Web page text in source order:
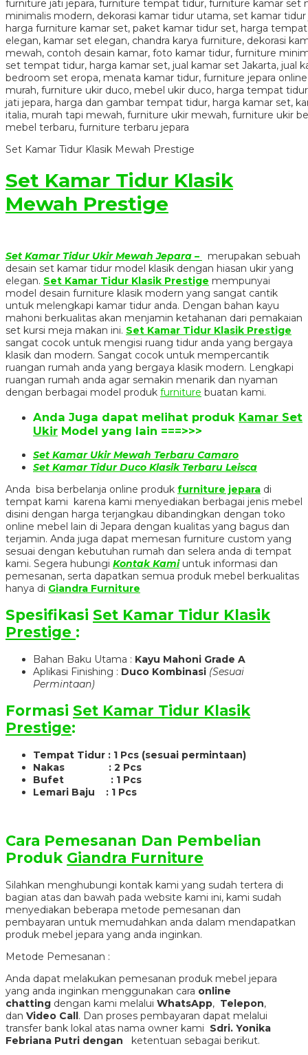
Set Kamar Tidur Klasik Mewah Prestige
Set Kamar Tidur Klasik
Mewah Prestige
Set Kamar Tidur Ukir Mewah Jepara –
merupakan sebuah
desain set kamar tidur model klasik dengan hiasan ukir yang
elegan. Set Kamar Tidur Klasik Prestige mempunyai
model desain furniture klasik modern yang sangat cantik
untuk melengkapi kamar tidur anda. Dengan bahan kayu
mahoni berkualitas akan menjamin ketahanan dari pemakaian
set kursi meja makan ini. Set Kamar Tidur Klasik Prestige
sangat cocok untuk mengisi ruang tidur anda yang bergaya
klasik dan modern. Sangat cocok untuk mempercantik
ruangan rumah anda yang bergaya klasik modern. Lengkapi
ruangan rumah anda agar semakin menarik dan nyaman
dengan berbagai model produk furniture buatan kami.
Anda Juga dapat melihat produk Kamar Set
Ukir Model yang lain ===>>>
Set Kamar Ukir Mewah Terbaru Camaro
Set Kamar Tidur Duco Klasik Terbaru Leisca
Anda bisa berbelanja online produk furniture jepara di
tempat kami karena kami menyediakan berbagai jenis mebel
disini dengan harga terjangkau dibandingkan dengan toko
online mebel lain di Jepara dengan kualitas yang bagus dan
terjamin. Anda juga dapat memesan furniture custom yang
sesuai dengan kebutuhan rumah dan selera anda di tempat
kami. Segera hubungi Kontak Kamiuntuk informasi dan
pemesanan, serta dapatkan semua produk mebel berkualitas
hanya di Giandra Furniture
Spesifikasi Set Kamar Tidur Klasik
Prestige :
Bahan Baku Utama : Kayu Mahoni Grade A
Aplikasi Finishing : Duco Kombinasi (Sesuai
Permintaan)
Formasi Set Kamar Tidur Klasik
Prestige:
Tempat Tidur : 1 Pcs (sesuai permintaan)
Nakas : 2 Pcs
Bufet : 1 Pcs
Lemari Baju : 1 Pcs
Cara Pemesanan Dan Pembelian
Produk Giandra Furniture
Silahkan menghubungi kontak kami yang sudah tertera di
bagian atas dan bawah pada website kami ini, kami sudah
menyediakan beberapa metode pemesanan dan
pembayaran untuk memudahkan anda dalam mendapatkan
produk mebel jepara yang anda inginkan.
Metode Pemesanan :
Anda dapat melakukan pemesanan produk mebel jepara
yang anda inginkan menggunakan cara online
chatting dengan kami melalui WhatsApp, Telepon,
dan Video Call. Dan proses pembayaran dapat melalui
transfer bank lokal atas nama owner kami Sdri. Yonika
Febriana Putri dengan ketentuan sebagai berikut.